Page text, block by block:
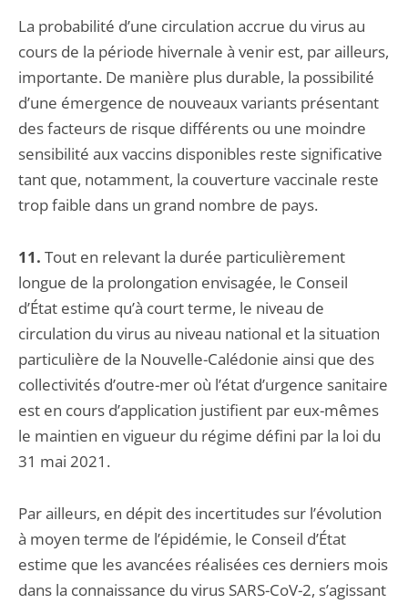
La probabilité d’une circulation accrue du virus au
cours de la période hivernale à venir est, par ailleurs,
importante. De manière plus durable, la possibilité
d’une émergence de nouveaux variants présentant
des facteurs de risque différents ou une moindre
sensibilité aux vaccins disponibles reste significative
tant que, notamment, la couverture vaccinale reste
trop faible dans un grand nombre de pays.
11. Tout en relevant la durée particulièrement
longue de la prolongation envisagée, le Conseil
d’État estime qu’à court terme, le niveau de
circulation du virus au niveau national et la situation
particulière de la Nouvelle-Calédonie ainsi que des
collectivités d’outre-mer où l’état d’urgence sanitaire
est en cours d’application justifient par eux-mêmes
le maintien en vigueur du régime défini par la loi du
31 mai 2021.
Par ailleurs, en dépit des incertitudes sur l’évolution
à moyen terme de l’épidémie, le Conseil d’État
estime que les avancées réalisées ces derniers mois
dans la connaissance du virus SARS-CoV-2, s’agissant